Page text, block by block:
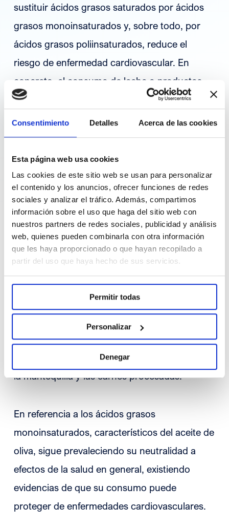
Consentimiento Detalles Acerca de las cookies
Esta página web usa cookies
Las cookies de este sitio web se usan para personalizar
el contenido y los anuncios, ofrecer funciones de redes
sociales y analizar el tráfico. Además, compartimos
información sobre el uso que haga del sitio web con
nuestros partners de redes sociales, publicidad y análisis
web, quienes pueden combinarla con otra información
que les haya proporcionado o que hayan recopilado a
partir del uso que haya hecho de sus servicios.
Permitir todas
Personalizar
Denegar
sustituir ácidos grasos saturados por ácidos
grasos monoinsaturados y, sobre todo, por
ácidos grasos poliinsaturados, reduce el
riesgo de enfermedad cardiovascular. En
concreto, el consumo de leche o productos
lácteos afecta poco a la colesterolemia, ayuda
a reducir la presión arterial y no aumenta y
puede incluso reducir ligeramente el riesgo de
enfermedades cardiovasculares,
independientemente de su contenido en
grasa. En cambio, el consumo de algunas
carnes procesadas (beicon, salchichas,
embutidos), si aumenta el riesgo
cardiovascular, debido probablemente a su
alto contenido en sal y nitratos. Por esto,
existen documentos de consenso con una
recomendación novedosa sobre la ingesta de
umbral de riesgo, pero si se desaconsejan
alimentos que los contienen en exceso como
la mantequilla y las carnes procesadas.
En referencia a los ácidos grasos
monoinsaturados, característicos del aceite de
oliva, sigue prevaleciendo su neutralidad a
efectos de la salud en general, existiendo
evidencias de que su consumo puede
proteger de enfermedades cardiovasculares.